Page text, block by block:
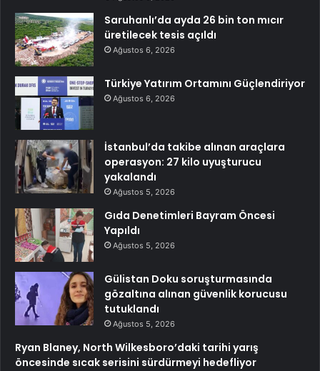
Saruhanlı’da ayda 26 bin ton mıcır
üretilecek tesis açıldı
Ağustos 6, 2026
Türkiye Yatırım Ortamını Güçlendiriyor
Ağustos 6, 2026
İstanbul’da takibe alınan araçlara
operasyon: 27 kilo uyuşturucu
yakalandı
Ağustos 5, 2026
Gıda Denetimleri Bayram Öncesi
Yapıldı
Ağustos 5, 2026
Gülistan Doku soruşturmasında
gözaltına alınan güvenlik korucusu
tutuklandı
Ağustos 5, 2026
Ryan Blaney, North Wilkesboro’daki tarihi yarış
öncesinde sıcak serisini sürdürmeyi hedefliyor